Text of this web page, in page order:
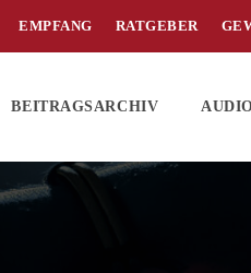
EMPFANG RATGEBER
BEITRAGSARCHIV